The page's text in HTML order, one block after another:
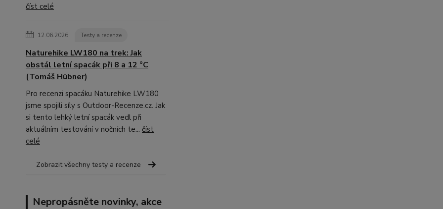
číst celé
12.06.2026 Testy a recenze
Naturehike LW180 na trek: Jak
obstál letní spacák při 8 a 12 °C
(Tomáš Hübner)
Pro recenzi spacáku Naturehike LW180
jsme spojili síly s Outdoor-Recenze.cz. Jak
si tento lehký letní spacák vedl při
aktuálním testování v nočních te... číst
celé
Zobrazit všechny testy a recenze
Nepropásněte novinky, akce